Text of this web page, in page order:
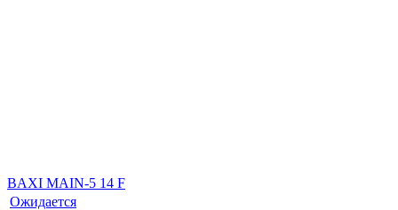
BAXI MAIN-5 14 F
Ожидается